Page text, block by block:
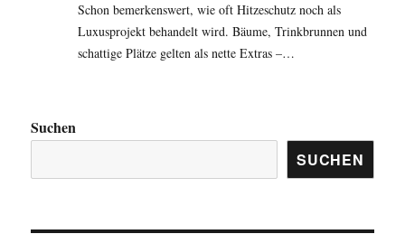
Schon bemerkenswert, wie oft Hitzeschutz noch als
Luxusprojekt behandelt wird. Bäume, Trinkbrunnen und
schattige Plätze gelten als nette Extras –…
Suchen
SUCHEN